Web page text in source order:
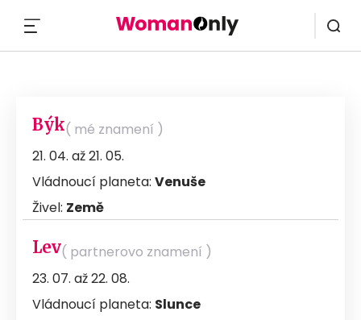
Býk( mé znamení )
21. 04. až 21. 05.
Vládnoucí planeta: Venuše
Živel: Země
Lev( partnerovo znamení )
23. 07. až 22. 08.
Vládnoucí planeta: Slunce